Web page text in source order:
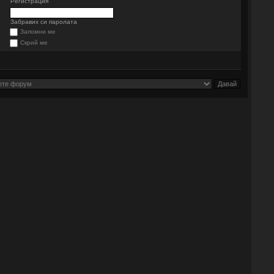
Забравих си паролата
Запомни ме
Скрий ме